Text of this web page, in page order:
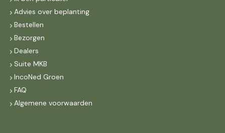
Advies over beplanting
Bestellen
Bezorgen
Dealers
Suite MKB
IncoNed Groen
FAQ
Algemene voorwaarden